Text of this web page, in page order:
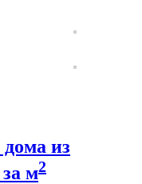
дома из
м2